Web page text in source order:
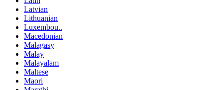
Latvian
Lithuanian
Luxembou..
Macedonian
Malagasy
Malay
Malayalam
Maltese
Maori